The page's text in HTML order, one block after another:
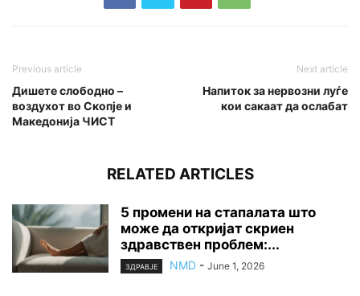
Previous article
Дишете слободно –
воздухот во Скопје и
Македонија ЧИСТ
Next article
Напиток за нервозни луѓе
кои сакаат да ослабат
RELATED ARTICLES
5 промени на стапалата што
може да откријат скриен
здравствен проблем:...
ЗДРАВЈЕ NMD - June 1, 2026